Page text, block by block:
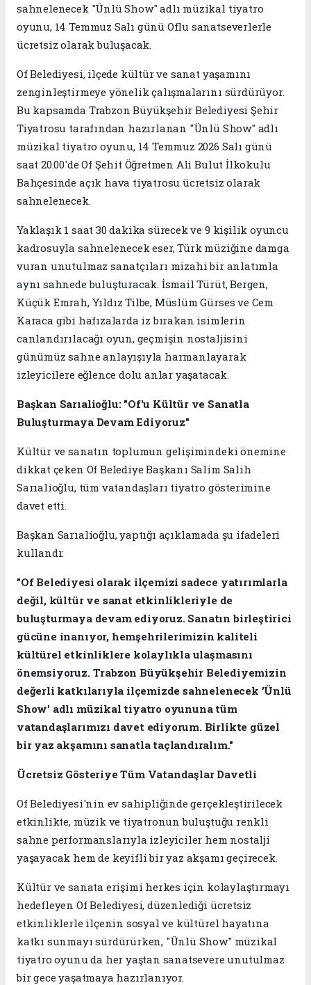
sahnelenecek "Ünlü Show" adlı müzikal tiyatro
oyunu, 14 Temmuz Salı günü Oflu sanatseverlerle
ücretsiz olarak buluşacak.
Of Belediyesi, ilçede kültür ve sanat yaşamını
zenginleştirmeye yönelik çalışmalarını sürdürüyor.
Bu kapsamda Trabzon Büyükşehir Belediyesi Şehir
Tiyatrosu tarafından hazırlanan "Ünlü Show" adlı
müzikal tiyatro oyunu, 14 Temmuz 2026 Salı günü
saat 20.00'de Of Şehit Öğretmen Ali Bulut İlkokulu
Bahçesinde açık hava tiyatrosu ücretsiz olarak
sahnelenecek.
Yaklaşık 1 saat 30 dakika sürecek ve 9 kişilik oyuncu
kadrosuyla sahnelenecek eser, Türk müziğine damga
vuran unutulmaz sanatçıları mizahi bir anlatımla
aynı sahnede buluşturacak. İsmail Türüt, Bergen,
Küçük Emrah, Yıldız Tilbe, Müslüm Gürses ve Cem
Karaca gibi hafızalarda iz bırakan isimlerin
canlandırılacağı oyun, geçmişin nostaljisini
günümüz sahne anlayışıyla harmanlayarak
izleyicilere eğlence dolu anlar yaşatacak.
Başkan Sarıalioğlu: "Of'u Kültür ve Sanatla
Buluşturmaya Devam Ediyoruz"
Kültür ve sanatın toplumun gelişimindeki önemine
dikkat çeken Of Belediye Başkanı Salim Salih
Sarıalioğlu, tüm vatandaşları tiyatro gösterimine
davet etti.
Başkan Sarıalioğlu, yaptığı açıklamada şu ifadeleri
kullandı:
"Of Belediyesi olarak ilçemizi sadece yatırımlarla
değil, kültür ve sanat etkinlikleriyle de
buluşturmaya devam ediyoruz. Sanatın birleştirici
gücüne inanıyor, hemşehrilerimizin kaliteli
kültürel etkinliklere kolaylıkla ulaşmasını
önemsiyoruz. Trabzon Büyükşehir Belediyemizin
değerli katkılarıyla ilçemizde sahnelenecek 'Ünlü
Show' adlı müzikal tiyatro oyununa tüm
vatandaşlarımızı davet ediyorum. Birlikte güzel
bir yaz akşamını sanatla taçlandıralım."
Ücretsiz Gösteriye Tüm Vatandaşlar Davetli
Of Belediyesi'nin ev sahipliğinde gerçekleştirilecek
etkinlikte, müzik ve tiyatronun buluştuğu renkli
sahne performanslarıyla izleyiciler hem nostalji
yaşayacak hem de keyifli bir yaz akşamı geçirecek.
Kültür ve sanata erişimi herkes için kolaylaştırmayı
hedefleyen Of Belediyesi, düzenlediği ücretsiz
etkinliklerle ilçenin sosyal ve kültürel hayatına
katkı sunmayı sürdürürken, "Ünlü Show" müzikal
tiyatro oyunu da her yaştan sanatsevere unutulmaz
bir gece yaşatmaya hazırlanıyor.